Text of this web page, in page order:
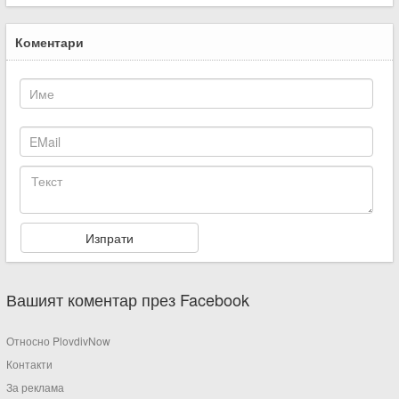
Коментари
Вашият коментар през Facebook
Относно PlovdivNow
Контакти
За реклама